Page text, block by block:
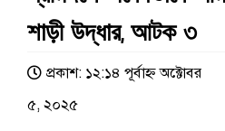
শাড়ী উদ্ধার, আটক ৩
প্রকাশ: ১২:১৪ পূর্বাহ্ণ অক্টোবর
৫, ২০২৫